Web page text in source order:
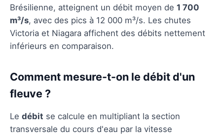
Brésilienne, atteignent un débit moyen de 1 700
m³/s, avec des pics à 12 000 m³/s. Les chutes
Victoria et Niagara affichent des débits nettement
inférieurs en comparaison.
Comment mesure-t-on le débit d'un
fleuve ?
Le débit se calcule en multipliant la section
transversale du cours d'eau par la vitesse